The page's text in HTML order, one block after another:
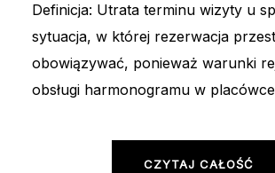
Definicja: Utrata terminu wizyty u
sytuacja, w której rezerwacja
obowiązywać, ponieważ warunki
obsługi harmonogramu w
CZYTAJ CAŁOŚĆ